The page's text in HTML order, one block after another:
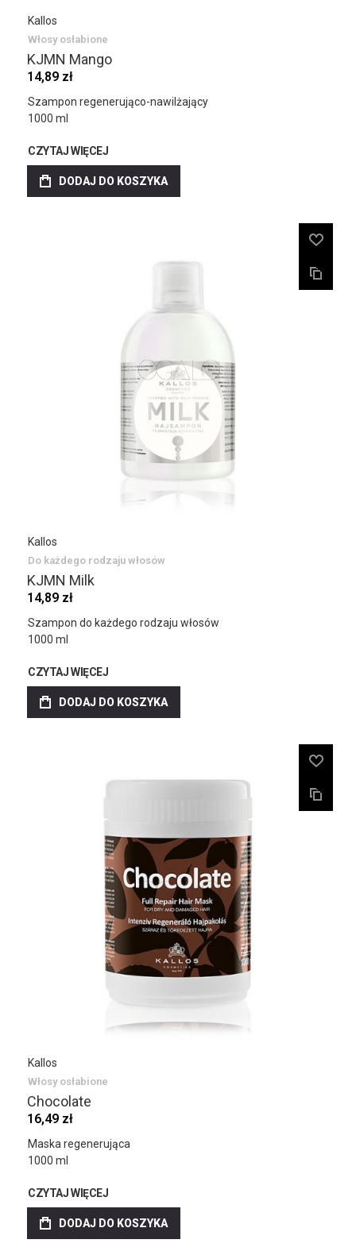
Kallos
Włosy osłabione
KJMN Mango
14,89 zł
Szampon regenerująco-nawilżający
1000 ml
CZYTAJ WIĘCEJ
DODAJ DO KOSZYKA
Kallos
Do każdego rodzaju włosów
KJMN Milk
14,89 zł
Szampon do każdego rodzaju włosów
1000 ml
CZYTAJ WIĘCEJ
DODAJ DO KOSZYKA
Kallos
Włosy osłabione
Chocolate
16,49 zł
Maska regenerująca
1000 ml
CZYTAJ WIĘCEJ
DODAJ DO KOSZYKA